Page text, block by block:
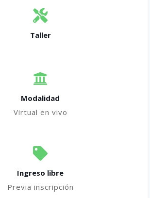
Taller
Modalidad
Virtual en vivo
Ingreso libre
Previa inscripción